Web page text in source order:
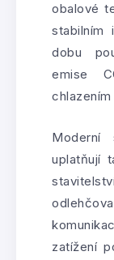
obalové
stabilním
dobu
emise
Moderní
uplatňují
zatížení